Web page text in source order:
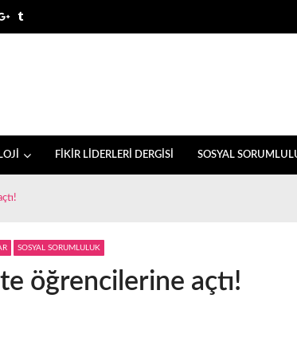
FİKİR LİDERLERİ DERGİSİ SOSYAL
SOSYAL SORUMLULUK
öğrencilerine açtı!